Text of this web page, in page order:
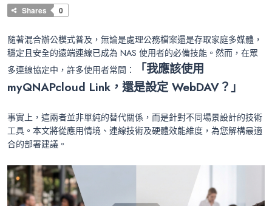
Shares
0
隨著混合辦公模式普及，無論是處理公務檔案還是存取家庭多媒體，
穩定且安全的遠端連線已成為 NAS 使用者的必備技能。然而，在眾
多連線協定中，許多使用者常問：
「我應該使用
myQNAPcloud Link，還是設定 WebDAV？」
事實上，這兩者並非單純的替代關係，而是針對不同場景設計的技術
工具。本文將從應用情境、連線技術及硬體效能維度，為您解構最適
合的部署建議。